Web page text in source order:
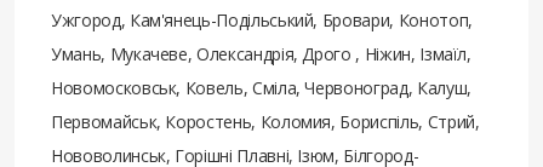
Ужгород, Кам'янець-Подільський, Бровари, Конотоп,
Умань, Мукачеве, Олександрія, Дрого , Ніжин, Ізмаїл,
Новомосковськ, Ковель, Сміла, Червоноград, Калуш,
Первомайськ, Коростень, Коломия, Бориспіль, Стрий,
Нововолинськ, Горішні Плавні, Ізюм, Білгород-